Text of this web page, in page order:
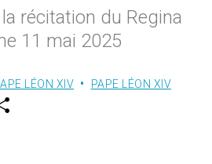
récitation du Regina
11 mai 2025
LÉON XIV PAPE LÉON XIV